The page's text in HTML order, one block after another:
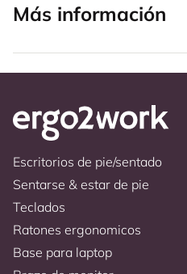
Más información
Escritorios de pie/sentado
Sentarse & estar de pie
Teclados
Ratones ergonomicos
Base para laptop